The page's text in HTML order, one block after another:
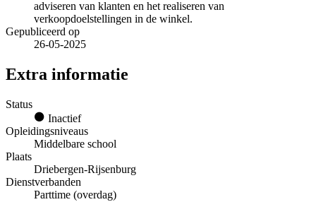
adviseren van klanten en het realiseren van
verkoopdoelstellingen in de winkel.
Gepubliceerd op
26-05-2025
Extra informatie
Status
Inactief
Opleidingsniveaus
Middelbare school
Plaats
Driebergen-Rijsenburg
Dienstverbanden
Parttime (overdag)